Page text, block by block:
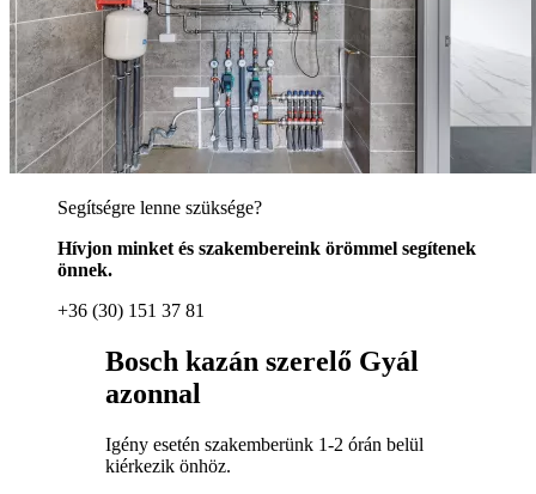
Segítségre lenne szüksége?
Hívjon minket és szakembereink örömmel segítenek
önnek.
+36 (30) 151 37 81
Bosch kazán szerelő Gyál
azonnal
Igény esetén szakemberünk 1-2 órán belül
kiérkezik önhöz.